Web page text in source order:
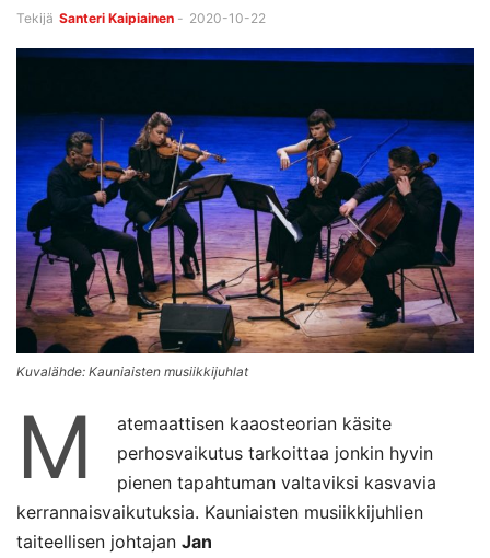
Tekijä Santeri Kaipiainen - 2020-10-22
Kuvalähde: Kauniaisten musiikkijuhlat
M
atemaattisen kaaosteorian käsite
perhosvaikutus tarkoittaa jonkin hyvin
pienen tapahtuman valtaviksi kasvavia
kerrannaisvaikutuksia. Kauniaisten musiikkijuhlien
taiteellisen johtajan Jan